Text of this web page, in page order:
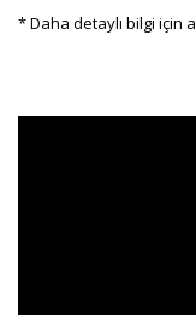
* Daha detaylı bilgi için